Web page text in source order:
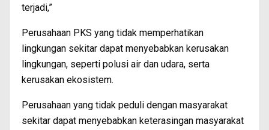
terjadi,”
Perusahaan PKS yang tidak memperhatikan
lingkungan sekitar dapat menyebabkan kerusakan
lingkungan, seperti polusi air dan udara, serta
kerusakan ekosistem.
Perusahaan yang tidak peduli dengan masyarakat
sekitar dapat menyebabkan keterasingan masyarakat